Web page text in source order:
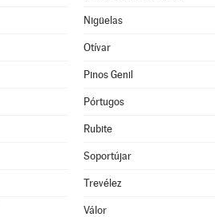
Nigüelas
Otívar
Pinos Genil
Pórtugos
Rubite
Soportújar
Trevélez
Válor